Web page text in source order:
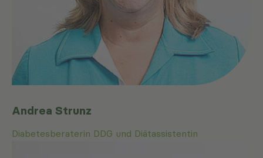
Andrea Strunz
Diabetesberaterin DDG und Diätassistentin